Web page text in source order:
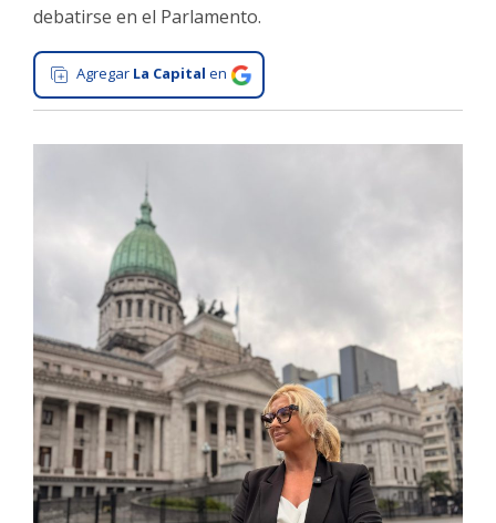
Gastronomía
Salud
Interés
Espectáculos
Policiales
Cartelera
Fotos
de
Familia
debatirse en el Parlamento.
Agregar La Capital en